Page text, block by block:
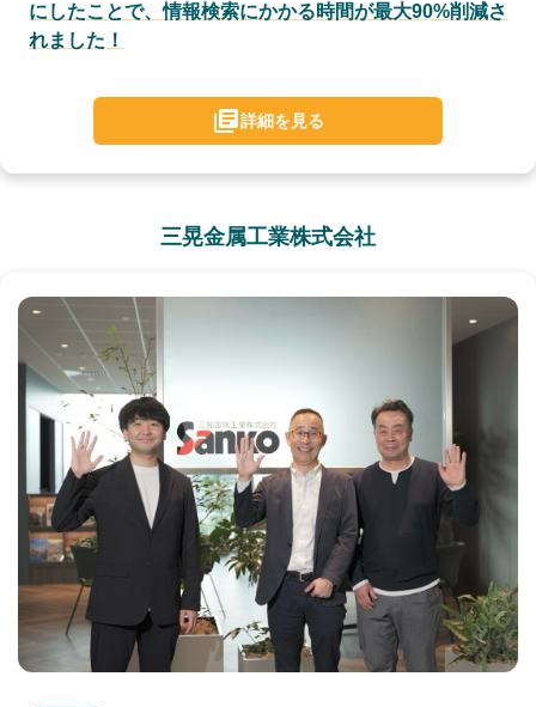
にしたことで、情報検索にかかる時間が最大90%削減さ
れました！
詳細を見る
三晃金属工業株式会社